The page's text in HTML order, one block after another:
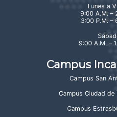
Lunes a
9:00 A.M. –
3:00 P.M. –
9:00 A.M. –
Campus
Campus San
Campus Ciudad
Campus